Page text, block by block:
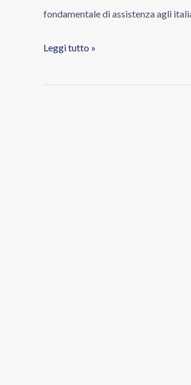
fondamentale di assistenza agli
Leggi tutto »